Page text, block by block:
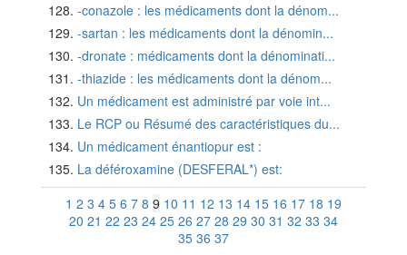
-conazole : les médicaments dont la dénom...
-sartan : les médicaments dont la dénomin...
-dronate : médicaments dont la dénominati...
-thiazide : les médicaments dont la dénom...
Un médicament est administré par voie int...
Le RCP ou Résumé des caractéristiques du...
Un médicament énantiopur est :
La déféroxamine (DESFERAL*) est:
1 2 3 4 5 6 7 8 9 10 11 12 13 14 15 16 17 18 19
20 21 22 23 24 25 26 27 28 29 30 31 32 33 34
35 36 37